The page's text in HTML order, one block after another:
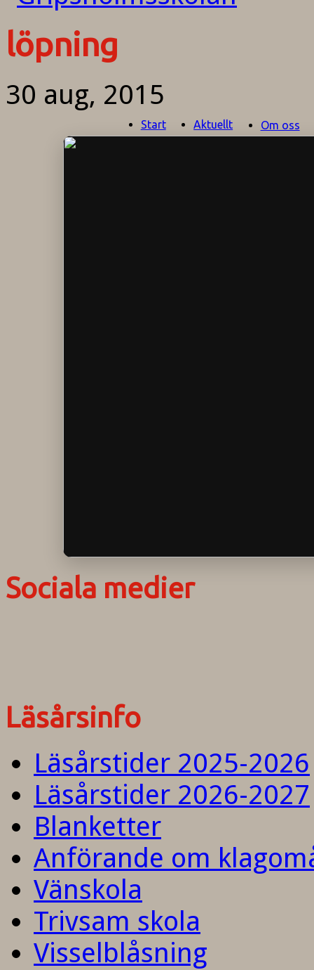
Start Aktuellt Om oss
löpning
30 aug, 2015
Sociala medier
Läsårsinfo
Läsårstider 2025-2026
Läsårstider 2026-2027
Blanketter
Anförande om
Vänskola
Trivsam skola
Visselblåsning